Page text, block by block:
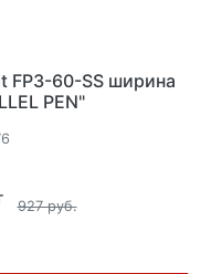
FP3-60-SS ширина
PEN"
927 руб.